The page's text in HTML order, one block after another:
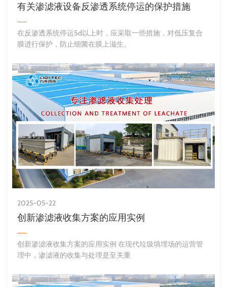
有关渗滤液设备反渗透系统停运的保护措施
​在反渗透系统停运5d以上时，应采取一些措施，对低压复合
膜进行保护，防止细菌在膜上滋生。
2025-05-22
创新渗滤液收集方案的应用实例
创新渗滤液收集方案的应用实例 在现代垃圾填埋场的运营管
理中，渗滤液的收集与处理是至关重